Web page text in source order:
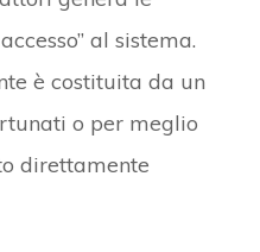
al sistema.
è costituita da un
o per meglio
direttamente